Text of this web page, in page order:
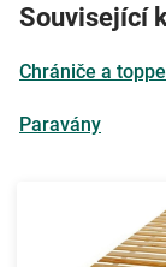
Související
Chrániče a
Paravány